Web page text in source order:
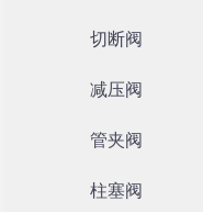
切断阀
减压阀
管夹阀
柱塞阀